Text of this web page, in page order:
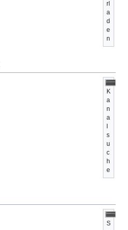
rl
a
d
e
n
K
a
n
a
s
u
c
h
e
S